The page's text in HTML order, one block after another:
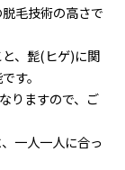
毛技術の高さで
、髭(ヒゲ)に関
す。
りますので、ご
一人一人に合っ